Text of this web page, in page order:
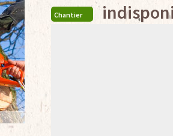
Chantier